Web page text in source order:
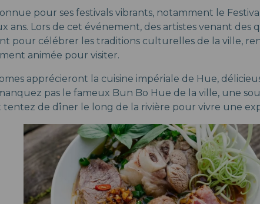
pour ses festivals vibrants, notamment le
ans. Lors de cet événement, des artistes venant des
pour célébrer les traditions culturelles de la ville,
animée pour visiter.
apprécieront la cuisine impériale de Hue,
pas le fameux Bun Bo Hue de la ville, une
de dîner le long de la rivière pour vivre une